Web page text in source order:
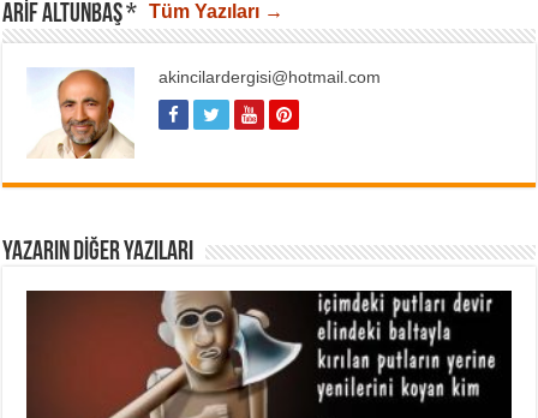
ARIF ALTUNBAŞ * Tüm Yazıları →
akincilardergisi@hotmail.com
YAZARIN DIĞER YAZILARI